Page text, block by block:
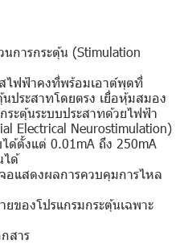
รกระตุ้น (Stimulation
ฟฟ้าคงที่พร้อมเอาต์พุตที่
ประสาทโดยตรง เยื่อหุ้มสมอง
ะตุ้นระบบประสาทด้วยไฟฟ้า
Electrical Neurostimulation)
ตั้งแต่ 0.01mA ถึง 250mA
ได้
แสดงผลการควบคุมการไหล
ของโปรแกรมกระตุ้นเฉพาะ
สาร